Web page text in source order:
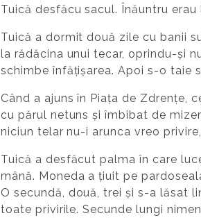
Tuică desfăcu sacul. Înăuntru
Tuică a dormit două zile cu banii
la rădăcina unui tecar, oprindu-și
schimbe înfățișarea. Apoi s-o taie
Când a ajuns în Piața de Zdrențe,
cu părul netuns și îmbibat de
niciun telar nu-i arunca vreo
Tuică a desfăcut palma în care
mână. Moneda a țiuit pe
O secundă, două, trei și s-a lăsat
toate privirile. Secunde lungi